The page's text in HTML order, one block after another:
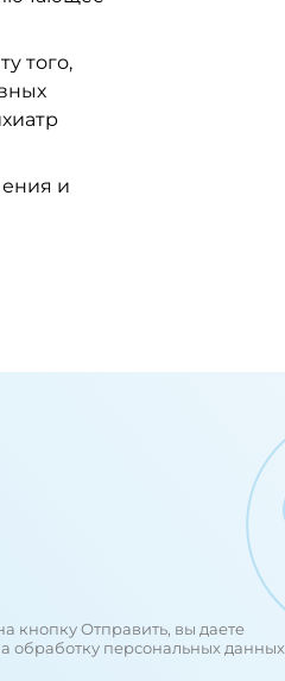
того,
и
кнопку Отправить, вы даете
обработку персональных данных